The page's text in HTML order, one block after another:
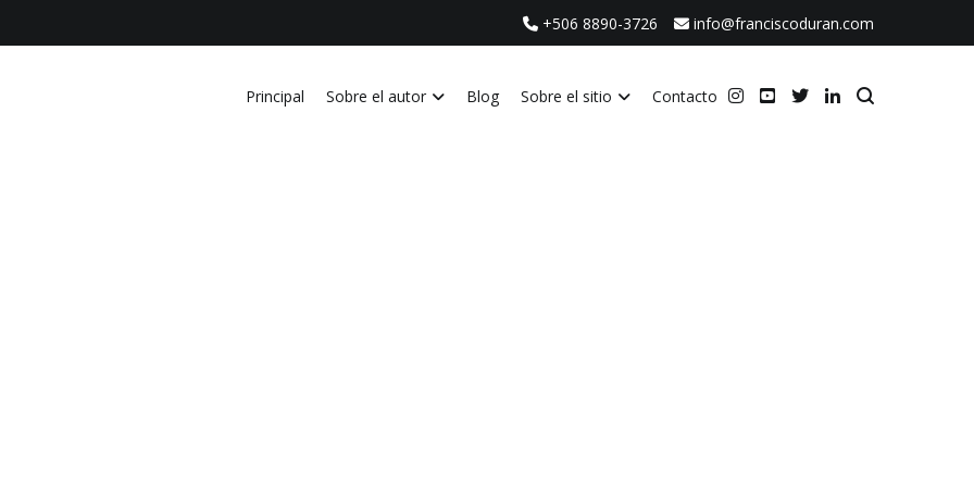
+506 8890-3726 info@franciscoduran.com
Principal Sobre el autor Blog Sobre el sitio Contacto